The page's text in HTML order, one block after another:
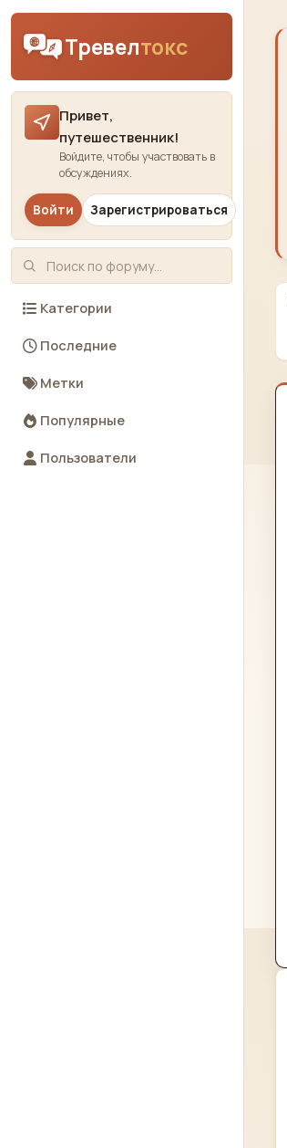
Skip to content
Тревелтокс
Привет,
путешественник!
Войдите, чтобы участвовать в
обсуждениях.
Войти Зарегистрироваться
Категории
Последние
Метки
Популярные
Пользователи